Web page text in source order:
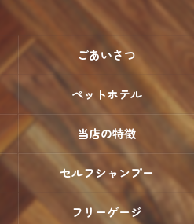
ごあいさつ
ペットホテル
当店の特徴
セルフシャンプー
フリーゲージ